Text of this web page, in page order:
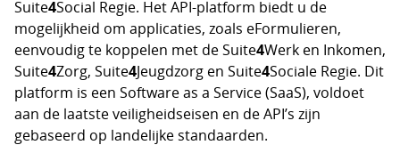
Suite4Social Regie. Het API-platform biedt u de
mogelijkheid om applicaties, zoals eFormulieren,
eenvoudig te koppelen met de Suite4Werk en Inkomen,
Suite4Zorg, Suite4Jeugdzorg en Suite4Sociale Regie. Dit
platform is een Software as a Service (SaaS), voldoet
aan de laatste veiligheidseisen en de API’s zijn
gebaseerd op landelijke standaarden.